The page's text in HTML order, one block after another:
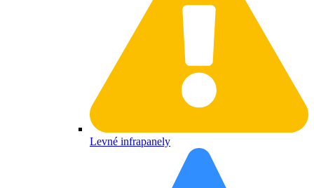
Levné infrapanely